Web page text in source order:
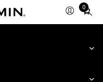
0
Total
items
cart: